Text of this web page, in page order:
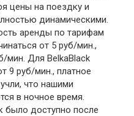
цены на поездку и
динамическими.
аренды по тарифам
от 5 руб/мин.,
мин. Для BelkaBlack
9 руб/мин., платное
что нашими
в ночное время.
было доступно после